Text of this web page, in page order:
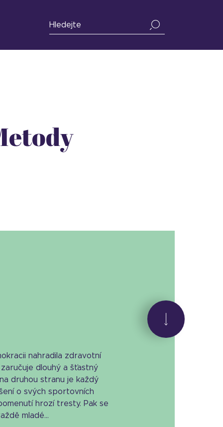
nahradila zdravotní
dlouhý a šťastný
druhou stranu je každý
o svých sportovních
hrozí tresty. Pak se
mladé...